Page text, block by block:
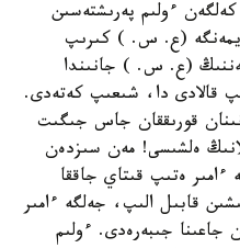
كەلگەن ءولىم پەرىشتەسىن
(ع. س. ) كىرىپ
(ع. س. ) جانىندا
قالادى دا، شىعىپ كەتەدى.
قورىققان جاس جىگىت
ەلشىسى! مەن سىزدەن
ەتىپ قىتاي جاققا
قابىل الىپ، جەلگە ءامىر
جىبەرەدى. ءولىم